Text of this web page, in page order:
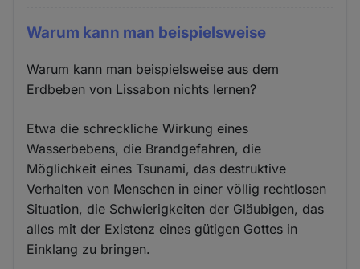
Warum kann man beispielsweise
Warum kann man beispielsweise aus dem
Erdbeben von Lissabon nichts lernen?
Etwa die schreckliche Wirkung eines
Wasserbebens, die Brandgefahren, die
Möglichkeit eines Tsunami, das destruktive
Verhalten von Menschen in einer völlig rechtlosen
Situation, die Schwierigkeiten der Gläubigen, das
alles mit der Existenz eines gütigen Gottes in
Einklang zu bringen.